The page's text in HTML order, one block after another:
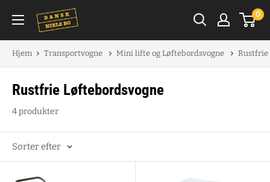
indhold
0
Hjem Transportvogne Mini lifte og Løftebordsvogne Rustfrie
Rustfrie Løftebordsvogne
4 produkter
Sorter efter